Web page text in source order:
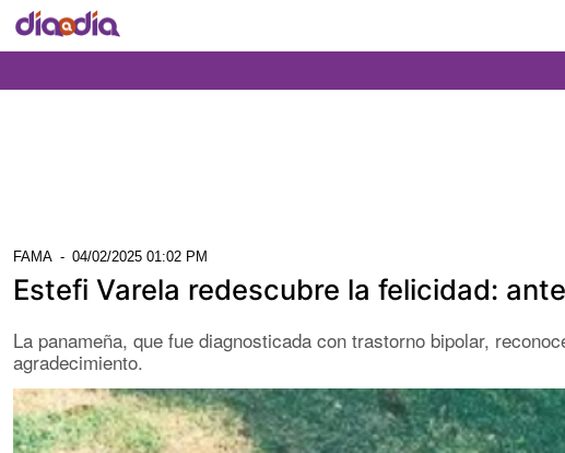
FAMA - 04/02/2025 01:02 PM
Estefi Varela redescubre la felicidad:
La panameña, que fue diagnosticada con trastorno bipolar,
agradecimiento.